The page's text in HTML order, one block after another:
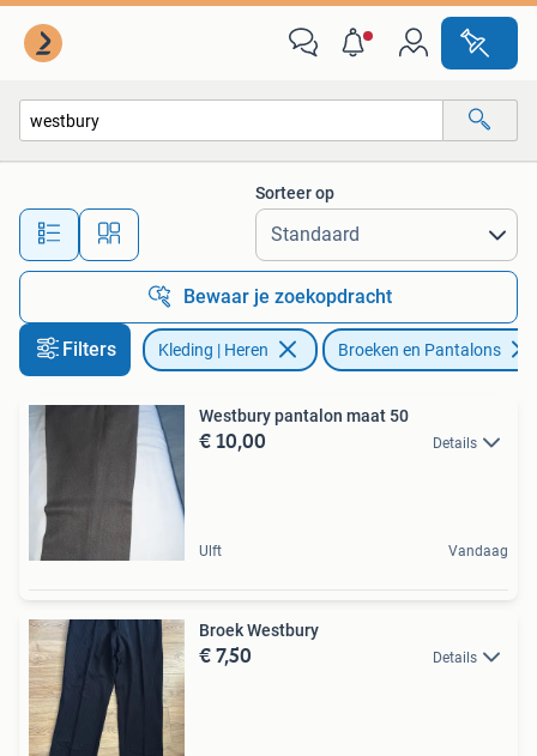
Alle afstanden…
Sorteer op
Bewaar je zoekopdracht
Filters Kleding | Heren Broeken en Pantalons
Westbury pantalon maat 50
€ 10,00 Details
Ulft Vandaag
Broek Westbury
€ 7,50 Details